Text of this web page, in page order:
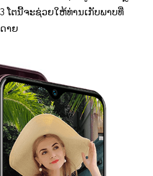
ໂຕນີ້ຈະຊ່ວຍໃຫ້ທ່ານເກັບພາບທີ່
າຍ